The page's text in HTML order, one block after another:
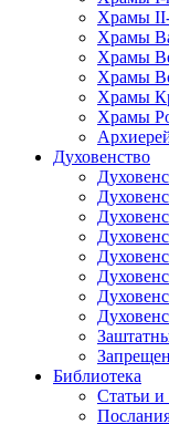
Храмы II-
Храмы
Храмы
Храмы
Храмы
Храмы
Духовенство
Библиотека
Статьи